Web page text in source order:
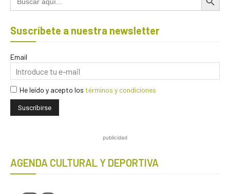
Suscríbete a nuestra newsletter
Email
He leído y acepto los términos y condiciones
publicidad
AGENDA CULTURAL Y DEPORTIVA